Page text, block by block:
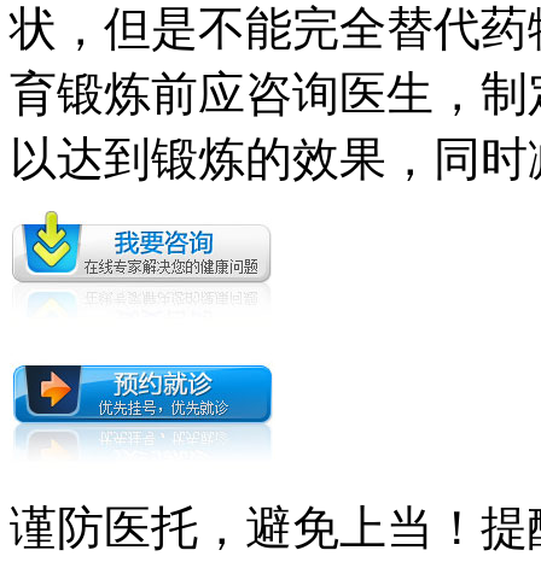
状，但是不能完全替代
育锻炼前应咨询医生，
以达到锻炼的效果，同
谨防医托，避免上当！